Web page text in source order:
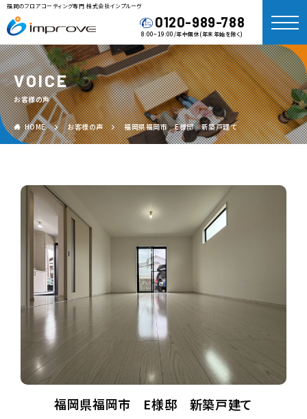
福岡のフロアコーティング専門 株式会社インプルーヴ
0120-989-788
8:00~19:00/年中無休(年末年始を除く)
VOICE
お客様の声
HOME お客様の声 福岡県福岡市 E様邸 新築戸建て
福岡県福岡市 E様邸 新築戸建て